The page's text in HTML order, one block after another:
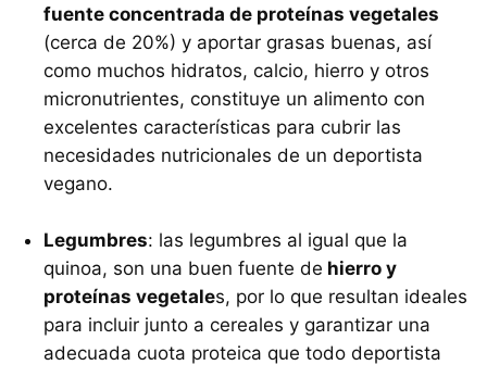
fuente concentrada de proteínas vegetales
(cerca de 20%) y aportar grasas buenas, así
como muchos hidratos, calcio, hierro y otros
micronutrientes, constituye un alimento con
excelentes características para cubrir las
necesidades nutricionales de un deportista
vegano.
Legumbres: las legumbres al igual que la
quinoa, son una buen fuente de hierro y
proteínas vegetales, por lo que resultan ideales
para incluir junto a cereales y garantizar una
adecuada cuota proteica que todo deportista